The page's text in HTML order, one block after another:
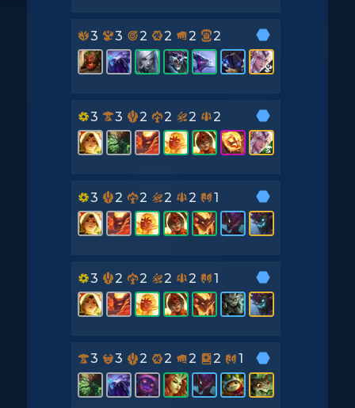
3 3 2 2 2 2
3 3 2 2 2 2
3 2 2 2 2 1
3 2 2 2 2 1
3 3 2 2 2 2 1